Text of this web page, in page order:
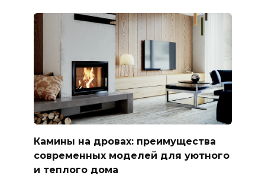
Камины на дровах: преимущества
современных моделей для уютного
и теплого дома